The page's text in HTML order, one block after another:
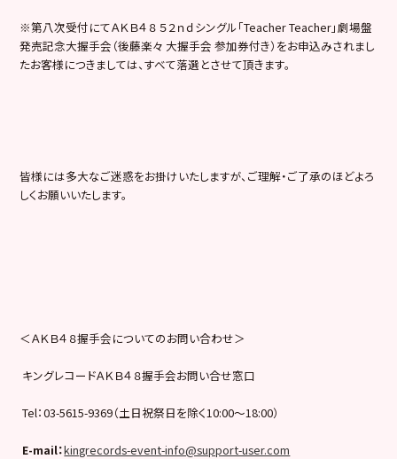
※第八次受付にてＡＫＢ４８ ５２ｎｄシングル「Teacher Teacher」劇場盤
発売記念大握手会（後藤楽々 大握手会 参加券付き）をお申込みされまし
たお客様につきましては、すべて落選とさせて頂きます。
皆様には多大なご迷惑をお掛けいたしますが、ご理解・ご了承のほどよろ
しくお願いいたします。
＜ＡＫＢ４８握手会についてのお問い合わせ＞
キングレコードＡＫＢ４８握手会お問い合せ窓口
Tel：03-5615-9369（土日祝祭日を除く10:00〜18:00）
E-mail：kingrecords-event-info@support-user.com